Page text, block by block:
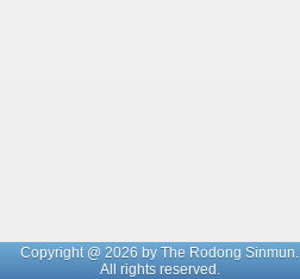
Copyright @ 2026 by The Rodong Sinmun.
All rights reserved.